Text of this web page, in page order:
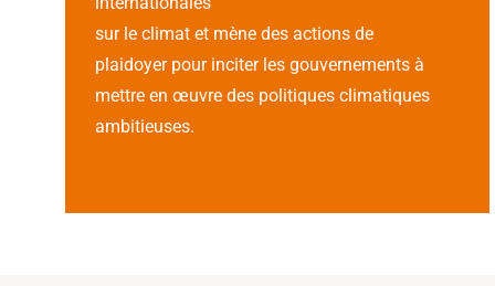
sur le climat et mène des actions de
plaidoyer pour inciter les gouvernements à
mettre en œuvre des politiques climatiques
ambitieuses.